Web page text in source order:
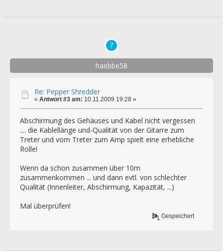
haebbe58
Re: Pepper Shredder
« Antwort #3 am: 10.11.2009 19:28 »
Abschirmung des Gehäuses und Kabel nicht vergessen
.... die Kablellänge und-Qualität von der Gitarre zum
Treter und vom Treter zum Amp spielt eine erhebliche
Rolle!
Wenn da schon zusammen über 10m
zusammenkommen ... und dann evtl. von schlechter
Qualität (Innenleiter, Abschirmung, Kapazität, ...)
Mal überprüfen!
Gespeichert